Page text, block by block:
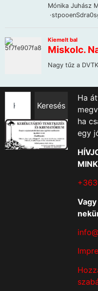
Keresés
Ha
ha
egy